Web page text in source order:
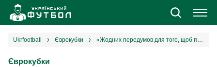
Новини
ukrfootball єврокубки «Жодних передумов для того, щоб переміг АЗ»: легенда Шахтаря видав гучну заяву про донецький клуб
Єврокубки